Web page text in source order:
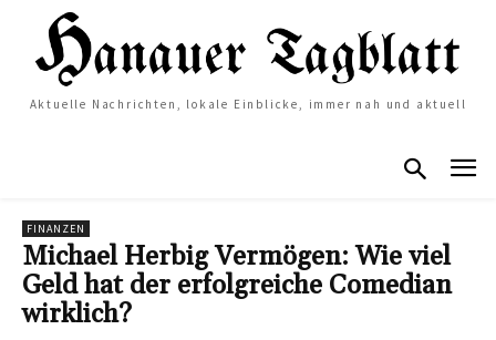
Aktuelle Nachrichten, lokale Einblicke, immer nah und aktuell
FINANZEN
Michael Herbig Vermögen: Wie viel
Geld hat der erfolgreiche Comedian
wirklich?